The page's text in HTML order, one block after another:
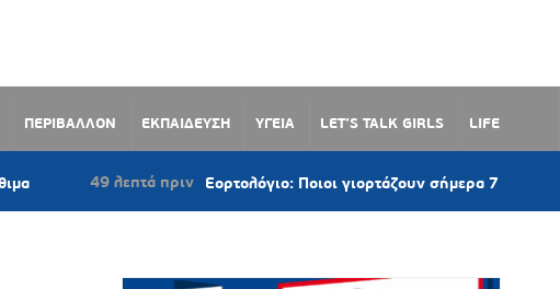
ΠΕΡΙΒΑΛΛΟΝ ΕΚΠΑΙΔΕΥΣΗ ΥΓΕΙΑ LET’S TALK GIRLS LIFE
49 λεπτά πριν Εορτολόγιο: Ποιοι γιορτάζουν σήμερα 7 Αυγούστου 2026